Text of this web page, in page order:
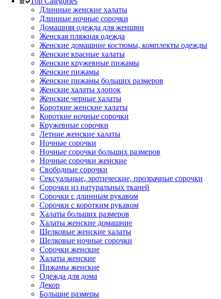
Длинные женские халаты
Длинные ночные сорочки
Домашняя одежда для женщин
Женская пляжная одежда
Женские домашние костюмы, комплекты одежды
Женские красные халаты
Женские кружевные пижамы
Женские пижамы
Женские пижамы больших размеров
Женские халаты хлопок
Женские черные халаты
Короткие женские халаты
Короткие ночные сорочки
Кружевные сорочки
Летние женские халаты
Ночные сорочки
Ночные сорочки больших размеров
Ночные сорочки женские
Свободные сорочки
Сексуальные, эротические, прозрачные сорочки
Сорочки из натуральных тканей
Сорочки с длинным рукавом
Сорочки с коротким рукавом
Халаты больших размеров
Халаты женские домашние
Шелковые женские халаты
Шелковые ночные сорочки
Сорочки женские
Халаты женские
Пижамы женские
Одежда для дома
Декор
Большие размеры